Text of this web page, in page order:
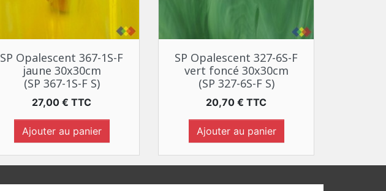
Aperçu rapide
SP Opalescent 367-1S-F
jaune 30x30cm
(SP 367-1S-F S)
Prix
27,00 € TTC
Ajouter au panier
Aperçu rapide
SP Opalescent 327-6S-F
vert foncé 30x30cm
(SP 327-6S-F S)
Prix
20,70 € TTC
Ajouter au panier